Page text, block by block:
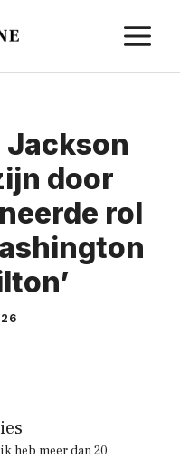
door
rol
heb meer dan 20